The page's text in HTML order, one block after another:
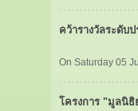
คว้ารางวัลระดับ
On Saturday 05
โครงการ "มูลนิธิ